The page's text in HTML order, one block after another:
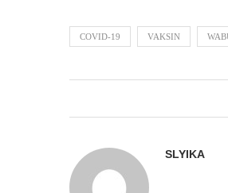
COVID-19 VAKSIN
SLYIKA